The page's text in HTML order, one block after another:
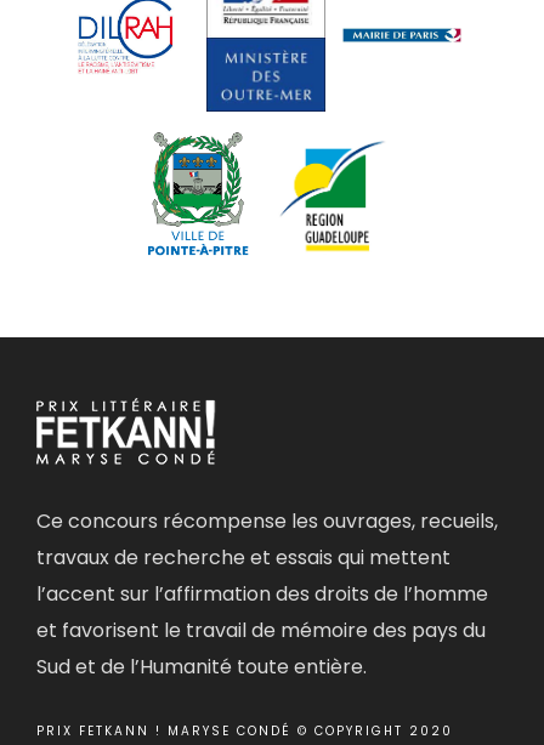
Ce concours récompense les ouvrages, recueils,
travaux de recherche et essais qui mettent
l’accent sur l’affirmation des droits de l’homme
et favorisent le travail de mémoire des pays du
Sud et de l’Humanité toute entière.
PRIX FETKANN ! MARYSE CONDÉ © COPYRIGHT 2020